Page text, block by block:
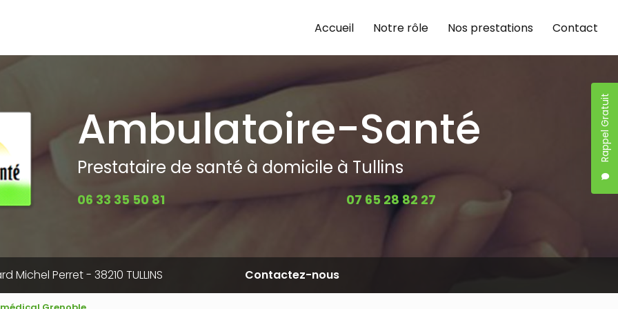
Rappel Gratuit
Accueil
Notre rôle Nos prestations Contact
Ambulatoire-Santé
Prestataire de santé à domicile à Tullins
06 33 35 50 81 07 65 28 82 27
Michel Perret - 38210 TULLINS Contactez-nous